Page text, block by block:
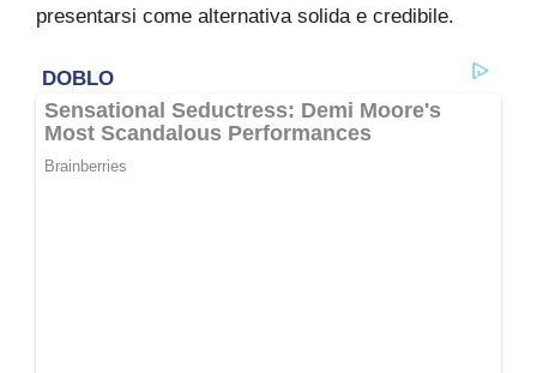
presentarsi come alternativa solida e credibile.